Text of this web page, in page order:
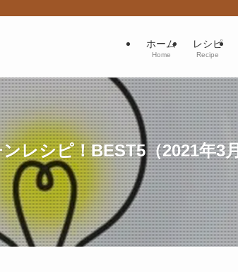
ホーム
Home
レシピ
Recipe
レシピ！BEST5（2021年3